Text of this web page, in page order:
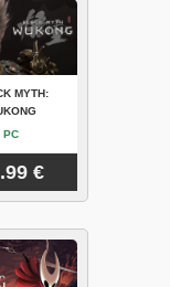
MYTH:
PC
€